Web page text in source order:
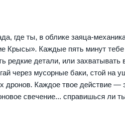
где ты, в облике заяца-
Крысы». Каждые пять минут тебе
редкие детали, или
через мусорные баки, стой на
дронов. Каждое твое действие
свечение... справишься ли